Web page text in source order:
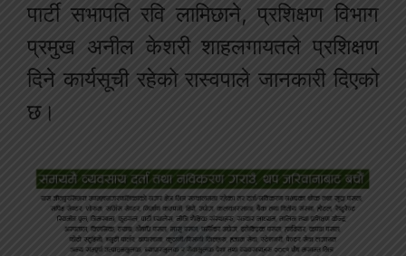
पार्टी सभापति रवि लामिछाने, प्रशिक्षण विभाग
प्रमुख अनील केशरी शाहलगायतले प्रशिक्षण
दिने कार्यसूची रहेको रास्वपाले जानकारी दिएको
छ।